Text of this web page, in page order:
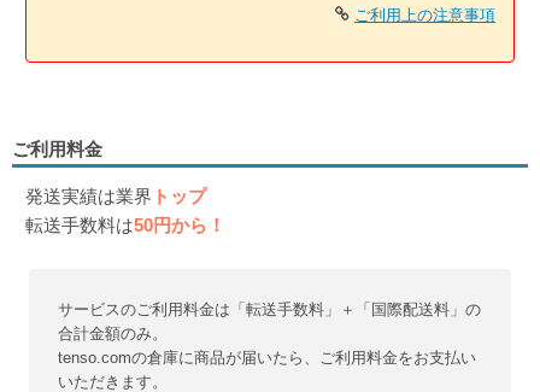
ご利用上の注意事項
ご利用料金
発送実績は業界 トップ
転送手数料は50円から！
サービスのご利用料金は「転送手数料」＋「国際配送料」の
合計金額のみ。
tenso.comの倉庫に商品が届いたら、ご利用料金をお支払い
いただきます。